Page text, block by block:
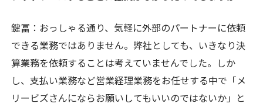
鍵冨： おっしゃる通り、気軽に外部のパートナーに依頼
できる業務ではありません。弊社としても、いきなり決
算業務を依頼することは考えていませんでした。しか
し、支払い業務など営業経理業務をお任せする中で「メ
リービズさんにならお願いしてもいいのではないか」と